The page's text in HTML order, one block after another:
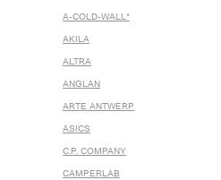
A-COLD-WALL*
AKILA
ALTRA
ANGLAN
ARTE ANTWERP
ASICS
C.P. COMPANY
CAMPERLAB